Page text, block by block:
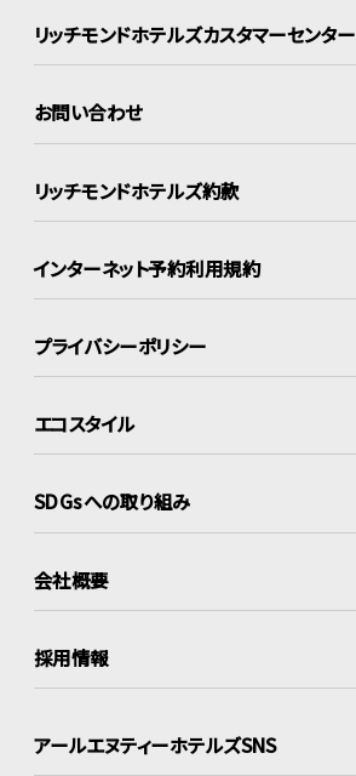
リッチモンドホテルズカスタマーセンター
お問い合わせ
リッチモンドホテルズ約款
インターネット予約利用規約
プライバシーポリシー
エコスタイル
SDGsへの取り組み
会社概要
採用情報
アールエヌティーホテルズSNS